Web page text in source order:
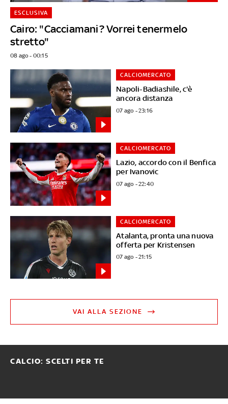
Cairo: "Cacciamani? Vorrei tenermelo
stretto"
ESCLUSIVA
08 ago - 00:15
Napoli-Badiashile, c'è
ancora distanza
CALCIOMERCATO
07 ago - 23:16
Lazio, accordo con il Benfica
per Ivanovic
CALCIOMERCATO
07 ago - 22:40
Atalanta, pronta una nuova
offerta per Kristensen
CALCIOMERCATO
07 ago - 21:15
VAI ALLA SEZIONE
CALCIO: SCELTI PER TE